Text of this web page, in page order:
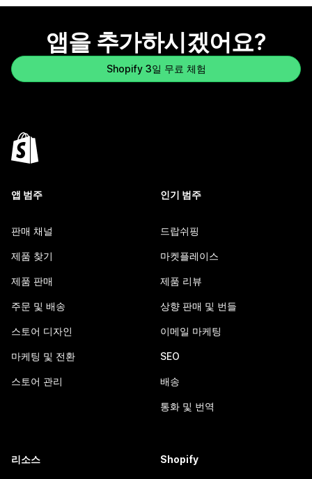
앱을 추가하시겠어요?
Shopify 3일 무료 체험
앱 범주
판매 채널
제품 찾기
제품 판매
주문 및 배송
스토어 디자인
마케팅 및 전환
스토어 관리
인기 범주
드랍쉬핑
마켓플레이스
제품 리뷰
상향 판매 및 번들
이메일 마케팅
SEO
배송
통화 및 번역
리소스 Shopify